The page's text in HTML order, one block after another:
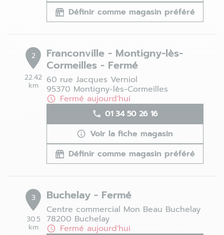
Définir comme magasin préféré
2
22.42
km
Franconville - Montigny-lès-
Cormeilles - Fermé
60 rue Jacques Verniol
95370 Montigny-lès-Cormeilles
Fermé aujourd'hui
01 34 50 26 16
Voir la fiche magasin
Définir comme magasin préféré
3
30.5
km
Buchelay - Fermé
Centre commercial Mon Beau Buchelay
78200 Buchelay
Fermé aujourd'hui